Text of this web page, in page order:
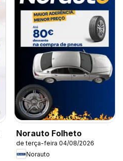
Norauto Folheto
de terça-feira 04/08/2026
Norauto